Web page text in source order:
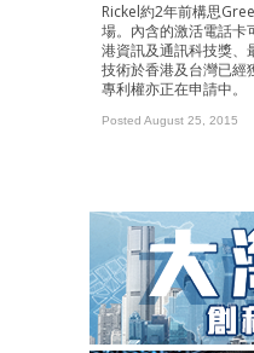
Rickel約2年前構思
場。內含的激活電話卡
港資訊及通訊科技獎、
技術於香港及台灣已經
專利權亦正在申請中。
Posted August 25, 2015